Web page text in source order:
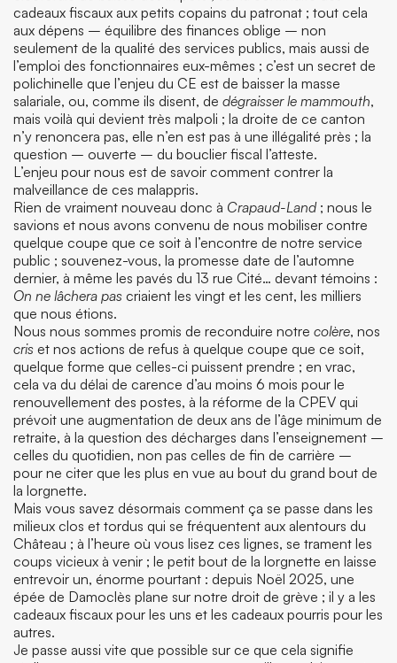
cadeaux fiscaux aux petits copains du patronat ; tout cela
aux dépens – équilibre des finances oblige – non
seulement de la qualité des services publics, mais aussi de
l’emploi des fonctionnaires eux-mêmes ; c’est un secret de
polichinelle que l’enjeu du CE est de baisser la masse
salariale, ou, comme ils disent, de dégraisser le mammouth,
mais voilà qui devient très malpoli ; la droite de ce canton
n’y renoncera pas, elle n’en est pas à une illégalité près ; la
question – ouverte – du bouclier fiscal l’atteste.
L’enjeu pour nous est de savoir comment contrer la
malveillance de ces malappris.
Rien de vraiment nouveau donc à Crapaud-Land; nous le
savions et nous avons convenu de nous mobiliser contre
quelque coupe que ce soit à l’encontre de notre service
public ; souvenez-vous, la promesse date de l’automne
dernier, à même les pavés du 13 rue Cité… devant témoins :
On ne lâchera pas criaient les vingt et les cent, les milliers
que nous étions.
Nous nous sommes promis de reconduire notre colère, nos
cris et nos actions de refus à quelque coupe que ce soit,
quelque forme que celles-ci puissent prendre ; en vrac,
cela va du délai de carence d’au moins 6 mois pour le
renouvellement des postes, à la réforme de la CPEV qui
prévoit une augmentation de deux ans de l’âge minimum de
retraite, à la question des décharges dans l’enseignement –
celles du quotidien, non pas celles de fin de carrière –
pour ne citer que les plus en vue au bout du grand bout de
la lorgnette.
Mais vous savez désormais comment ça se passe dans les
milieux clos et tordus qui se fréquentent aux alentours du
Château ; à l’heure où vous lisez ces lignes, se trament les
coups vicieux à venir ; le petit bout de la lorgnette en laisse
entrevoir un, énorme pourtant : depuis Noël 2025, une
épée de Damoclès plane sur notre droit de grève ; il y a les
cadeaux fiscaux pour les uns et les cadeaux pourris pour les
autres.
Je passe aussi vite que possible sur ce que cela signifie